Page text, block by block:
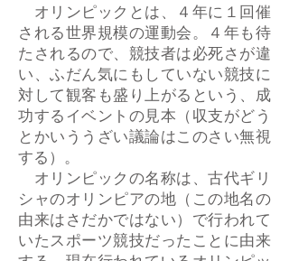
オリンピックとは、４年に１回催
される世界規模の運動会。４年も待
たされるので、競技者は必死さが違
い、ふだん気にもしていない競技に
対して観客も盛り上がるという、成
功するイベントの見本（収支がどう
とかいううざい議論はこのさい無視
する）。
オリンピックの名称は、古代ギリ
シャのオリンピアの地（この地名の
由来はさだかではない）で行われて
いたスポーツ競技だったことに由来